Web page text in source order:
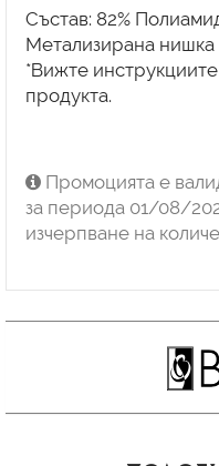
Състав: 82%
Метализирана нишка
*Вижте
продукта.
Промоцията е
за периода 01/08/
изчерпване на